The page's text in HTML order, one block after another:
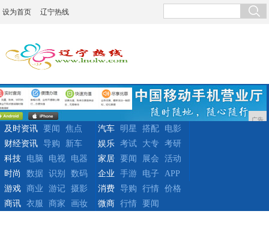
设为首页 辽宁热线
广告
及时资讯 要闻
焦点
财经资讯
导购 新车
汽车 明星 搭配
电影
娱乐
考试 大专
考研
科技
电脑 电视
电器
时尚
数据 识别 数码
家居 要闻 展会
活动
企业
手游 电子
APP
游戏
商业 游记
摄影
商讯
衣服 商家 画妆
消费 导购 行情
价格
微商
行情 要闻